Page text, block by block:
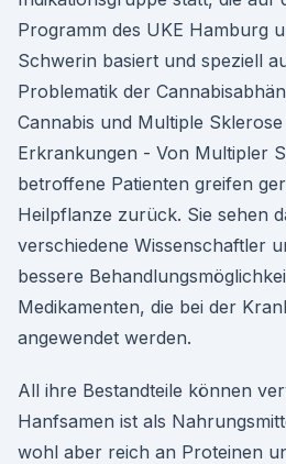
Programm des UKE Hamburg
Schwerin basiert und speziell
Problematik der
Cannabis und Multiple
Erkrankungen - Von Multipler
betroffene Patienten greifen
Heilpflanze zurück. Sie sehen
verschiedene Wissenschaftler
bessere
Medikamenten, die bei der
angewendet werden.
All ihre Bestandteile können
Hanfsamen ist als
wohl aber reich an Proteinen